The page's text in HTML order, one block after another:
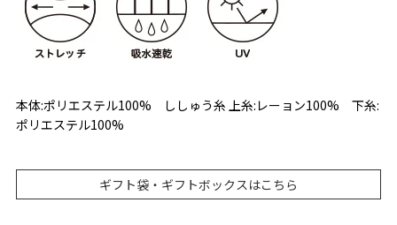
本体:ポリエステル100% ししゅう糸 上糸:レーョン100% 下糸:
ポリエステル100%
ギフト袋・ギフトボックスはこちら